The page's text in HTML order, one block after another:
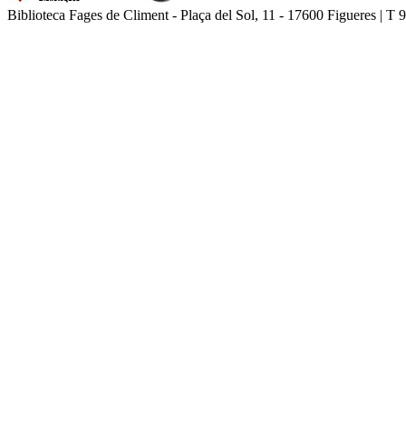
Biblioteca Fages de Climent - Plaça del Sol, 11 - 17600 Figueres |